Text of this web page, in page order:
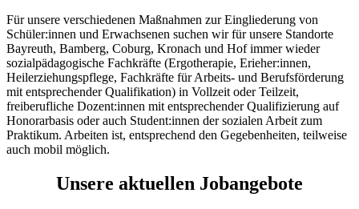
Für unsere verschiedenen Maßnahmen zur Eingliederung von
Schüler:innen und Erwachsenen suchen wir für unsere Standorte
Bayreuth, Bamberg, Coburg, Kronach und Hof immer wieder
sozialpädagogische Fachkräfte (Ergotherapie, Erieher:innen,
Heilerziehungspflege, Fachkräfte für Arbeits- und Berufsförderung
mit entsprechender Qualifikation) in Vollzeit oder Teilzeit,
freiberufliche Dozent:innen mit entsprechender Qualifizierung auf
Honorarbasis oder auch Student:innen der sozialen Arbeit zum
Praktikum. Arbeiten ist, entsprechend den Gegebenheiten, teilweise
auch mobil möglich.
Unsere aktuellen Jobangebote